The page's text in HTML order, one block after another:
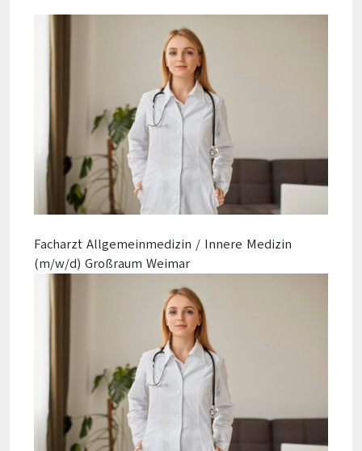
Facharzt Allgemeinmedizin / Innere Medizin
(m/w/d) Großraum Weimar